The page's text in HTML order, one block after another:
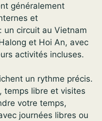
généralement
et
un circuit au Vietnam
et Hoi An, avec
activités incluses.
un rythme précis.
temps libre et visites
votre temps,
journées libres ou